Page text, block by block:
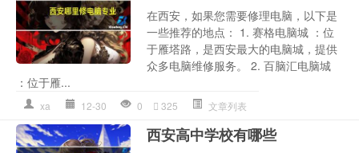
在西安，如果您需要修理电脑，以下是
一些推荐的地点： 1. 赛格电脑城 ：位
于雁塔路，是西安最大的电脑城，提供
众多电脑维修服务。 2. 百脑汇电脑城
：位于雁...
xa 12-30 0 325 文章列表
西安高中学校有哪些